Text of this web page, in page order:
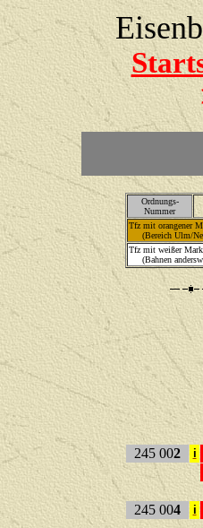
Ordnungs-
Nummer
Tfz mit orangener
(Bereich Ulm/
Tfz mit weißer
(Bahnen
245 002 i
245 004 i